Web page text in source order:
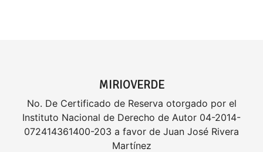
MIRIOVERDE
No. De Certificado de Reserva otorgado por el
Instituto Nacional de Derecho de Autor 04-2014-
072414361400-203 a favor de Juan José Rivera
Martínez